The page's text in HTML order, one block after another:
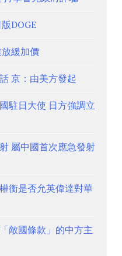
DOGE
緩加價
京：由美方發起
駐日大使 日方強調立
屬中國首次應急發射
衡是否允英偉達對華
敵國條款」的中方主